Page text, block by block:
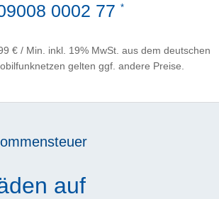
0002 77 *
€ / Min. inkl. 19% MwSt. aus dem deutschen
gelten ggf. andere Preise.
auf